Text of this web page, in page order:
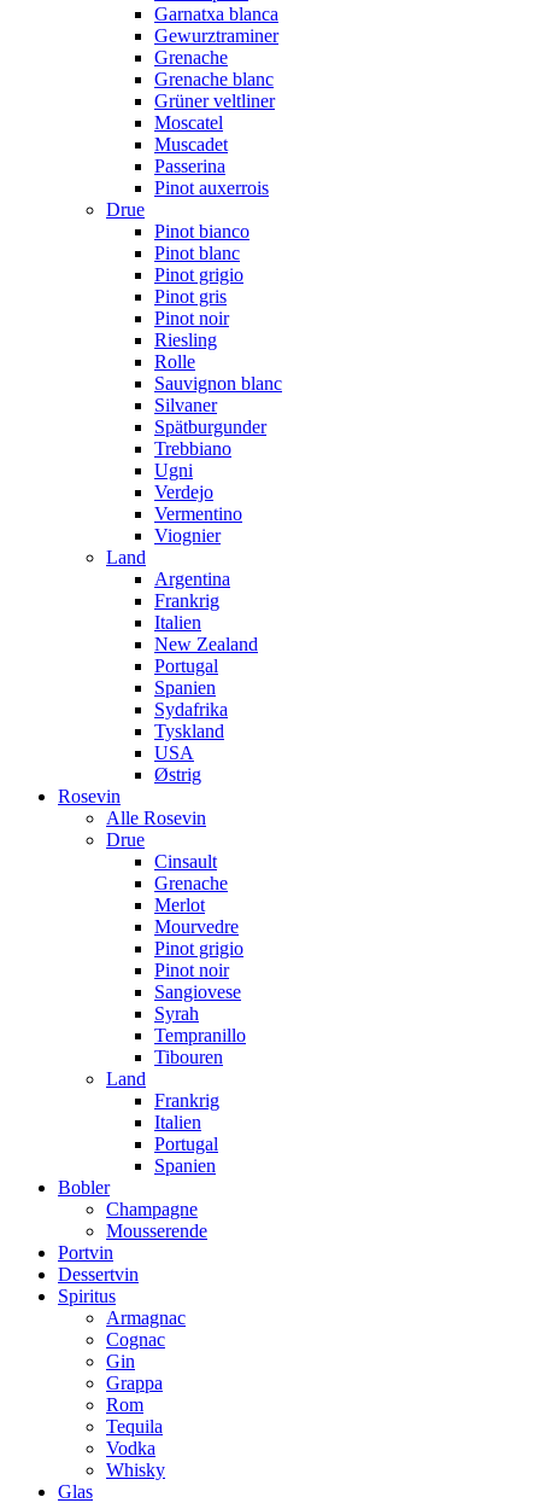
Garnatxa blanca
Gewurztraminer
Grenache
Grenache blanc
Grüner veltliner
Moscatel
Muscadet
Passerina
Pinot auxerrois
Drue
Pinot bianco
Pinot blanc
Pinot grigio
Pinot gris
Pinot noir
Riesling
Rolle
Sauvignon blanc
Silvaner
Spätburgunder
Trebbiano
Ugni
Verdejo
Vermentino
Viognier
Land
Argentina
Frankrig
Italien
New Zealand
Portugal
Spanien
Sydafrika
Tyskland
USA
Østrig
Rosevin
Alle Rosevin
Drue
Cinsault
Grenache
Merlot
Mourvedre
Pinot grigio
Pinot noir
Sangiovese
Syrah
Tempranillo
Tibouren
Land
Frankrig
Italien
Portugal
Spanien
Bobler
Champagne
Mousserende
Portvin
Dessertvin
Spiritus
Armagnac
Cognac
Gin
Grappa
Rom
Tequila
Vodka
Whisky
Glas